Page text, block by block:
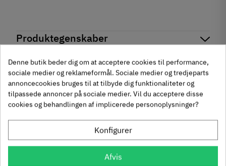
Produktegenskaber
Reference155.02.173
Produktinformation
Materiale
Zinklegering
Overflade
Poleret
Anmeldelser
chat Anmeldelser (0)
Andre købte også
-50% -60%
Denne butik beder dig om at acceptere cookies til performance,
sociale medier og reklameformål. Sociale medier og tredjeparts
annoncecookies bruges til at tilbyde dig funktionaliteter og
tilpassede annoncer på sociale medier. Vil du acceptere disse
cookies og behandlingen af implicerede personoplysninger?
Konfigurer
Afvis